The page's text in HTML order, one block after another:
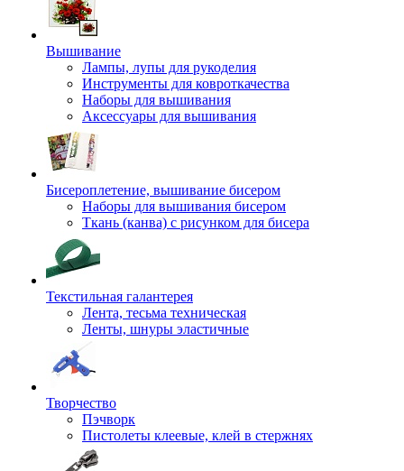
Вышивание
Лампы, лупы для рукоделия
Инструменты для ковроткачества
Наборы для вышивания
Аксессуары для вышивания
Бисероплетение, вышивание бисером
Наборы для вышивания бисером
Ткань (канва) с рисунком для бисера
Текстильная галантерея
Лента, тесьма техническая
Ленты, шнуры эластичные
Творчество
Пэчворк
Пистолеты клеевые, клей в стержнях